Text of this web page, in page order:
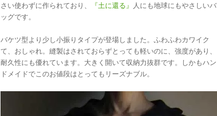
さい使わずに作られており、
『土に還る』
人にも地球にもやさしいバ
ッグです。
バケツ型より少し小振りタイプが登場しました。ふわふわカワイク
て、おしゃれ。縫製はされておらずとっても軽いのに、強度があり、
耐久性にも優れています。大きく開いて収納力抜群です。しかもハン
ドメイドでこのお値段はとってもリーズナブル。